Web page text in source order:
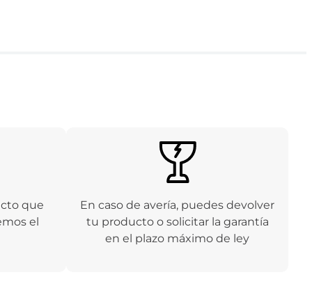
que
el
En caso de avería, puedes devolver
tu producto o solicitar la garantía
en el plazo máximo de ley